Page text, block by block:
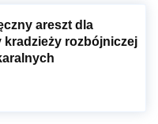
areszt dla
kradzieży rozbójniczej